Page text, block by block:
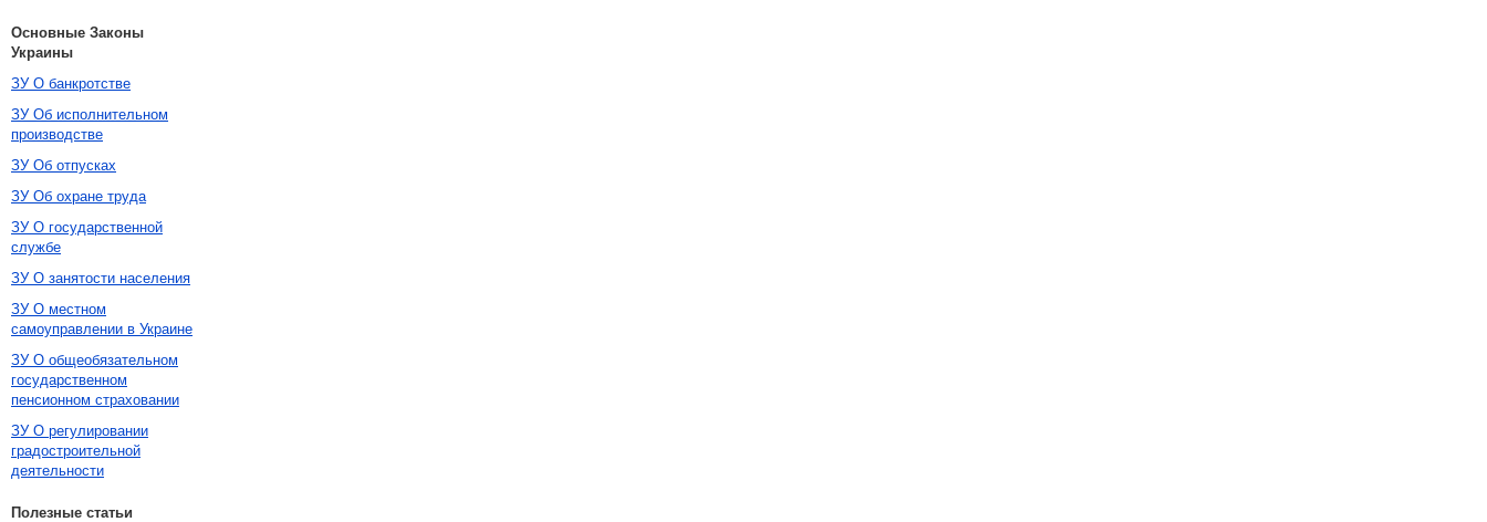
Основные Законы
Украины
ЗУ О банкротстве
ЗУ Об исполнительном
производстве
ЗУ Об отпусках
ЗУ Об охране труда
ЗУ О государственной
службе
ЗУ О занятости населения
ЗУ О местном
самоуправлении в Украине
ЗУ О общеобязательном
государственном
пенсионном страховании
ЗУ О регулировании
градостроительной
деятельности
Полезные статьи